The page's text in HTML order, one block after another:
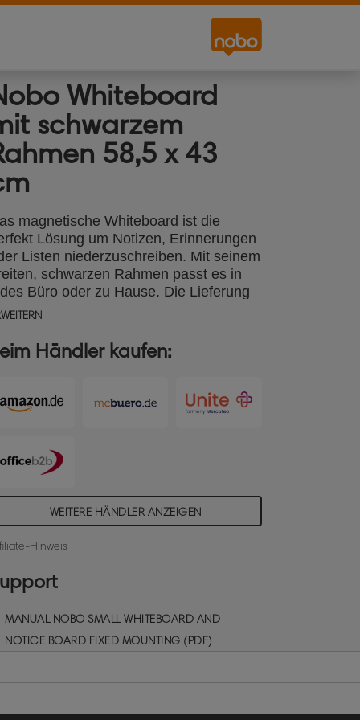
Whiteboard
schwarzem
58,5 x 43
magnetische Whiteboard ist die
Lösung um Notizen, Erinnerungen
Listen niederzuschreiben. Mit seinem
schwarzen Rahmen passt es in
Büro oder zu Hause. Die Lieferung
einen Marker, 2 Magnete und ein
Händler kaufen:
WEITERE HÄNDLER ANZEIGEN
Hinweis
MANUAL NOBO SMALL WHITEBOARD AND
NOTICE BOARD FIXED MOUNTING (PDF)